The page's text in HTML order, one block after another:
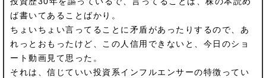
ば書いてあることばかり。
ちょいちょい言ってることに矛盾があったりするので、あ
れっとおもったけど、この人信用できないと、今日のショ
ート動画見て思った。
それは、信じていい投資系インフルエンサーの特徴ってい